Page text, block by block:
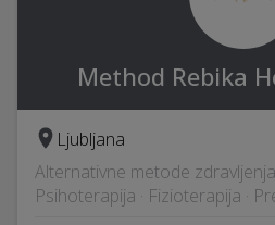
Method Rebika
Ljubljana
Alternativne metode zdravljenja
Psihoterapija · Fizioterapija ·